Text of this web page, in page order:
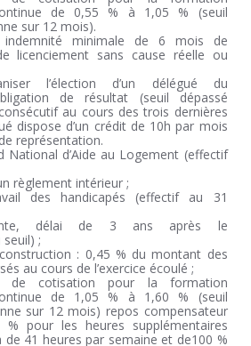
de 0,55 % à 1,05 % (seuil
sur 12 mois).
indemnité minimale de 6 mois de
licenciement sans cause réelle ou
l’élection d’un délégué du
de résultat (seuil dépassé
au cours des trois dernières
dispose d’un crédit de 10h par mois
représentation.
National d’Aide au Logement (effectif
règlement intérieur ;
des handicapés (effectif au 31
délai de 3 ans après le
;
: 0,45 % du montant des
au cours de l’exercice écoulé ;
de cotisation pour la formation
de 1,05 % à 1,60 % (seuil
sur 12 mois) repos compensateur
pour les heures supplémentaires
de 41 heures par semaine et de100 %